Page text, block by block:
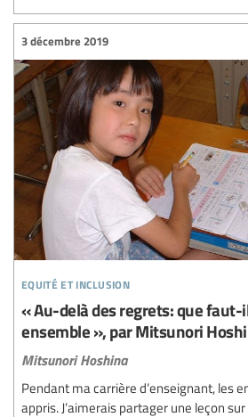
equité et inclusion
3 décembre 2019
« Au-delà des regrets: que
ensemble », par Mitsunori
Mitsunori Hoshina
Pendant ma carrière d’enseignant, les
appris. J’aimerais partager une leçon